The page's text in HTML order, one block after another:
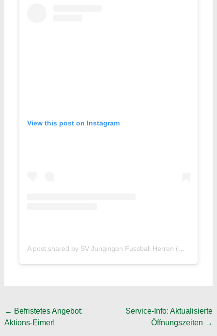
View this post on Instagram
A post shared by SV Jungingen Fussball Herren (@svjungingen_fussball_herren)
Post
navigation
← Befristetes Angebot:
Aktions-Eimer!
Service-Info: Aktualisierte
Öffnungszeiten →